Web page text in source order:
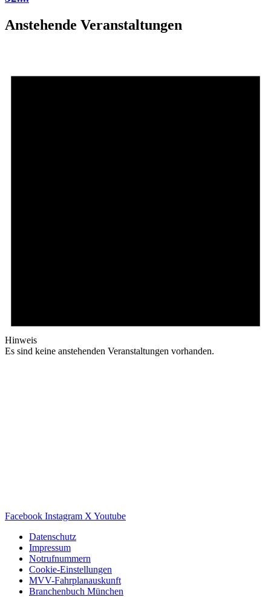
Anstehende Veranstaltungen
Hinweis
Es sind keine anstehenden Veranstaltungen vorhanden.
Facebook Instagram X Youtube
Datenschutz
Impressum
Notrufnummern
Cookie-Einstellungen
MVV-Fahrplanauskunft
Branchenbuch München